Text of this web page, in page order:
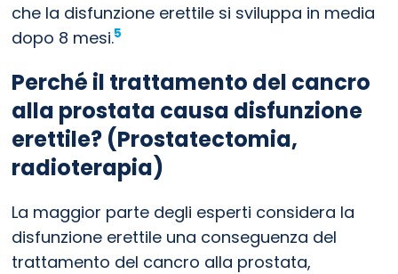
che la disfunzione erettile si sviluppa in media
dopo 8 mesi.5
Perché il trattamento del cancro
alla prostata causa disfunzione
erettile? (Prostatectomia,
radioterapia)
La maggior parte degli esperti considera la
disfunzione erettile una conseguenza del
trattamento del cancro alla prostata,